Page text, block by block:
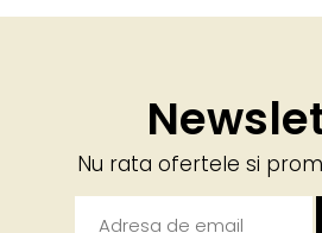
Nu rata ofertele si